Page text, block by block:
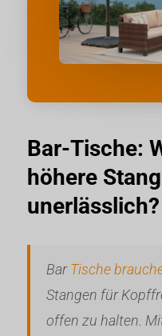
Bar-Tische:
höhere
unerlässlich?
BarTische
Stangen für
offen zu halten.